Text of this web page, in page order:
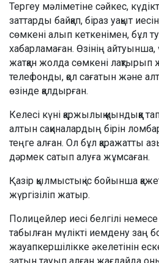
Тергеу мәліметіне сәйкес,
заттарды байқап, біраз уақыт
сөмкені алып кеткенімен, бұл
хабарламаған. Өзінің айтуынша,
жатқан жолда сөмкені лақтырып
телефонды, қол сағатын және
өзінде қалдырған.
Келесі күні қаржылық қиындыққа
алтын сақиналардың бірін
теңге алған. Ол бұл қаражатты
дәрмек сатып алуға жұмсаған.
Қазір қылмыстық іс бойынша
жүргізіліп жатыр.
Полицейлер иесі белгілі
табылған мүлікті иемдену заң
жауапкершілікке әкелетінін